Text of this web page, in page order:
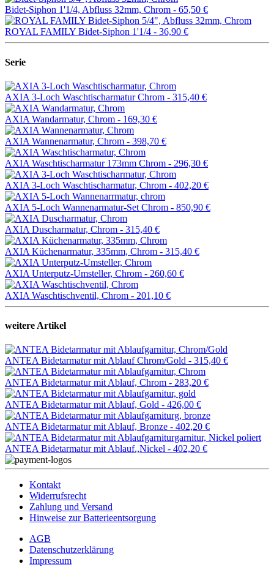
Bidet-Siphon 1'1/4, Abfluss 32mm, Chrom - 65,50 €
ROYAL FAMILY Bidet-Siphon 1'1/4 - 36,90 €
Serie
AXIA 3-Loch Waschtischarmatur Chrom - 315,40 €
AXIA Wandarmatur, Chrom - 169,30 €
AXIA Wannenarmatur, Chrom - 398,70 €
AXIA Waschtischarmatur 173mm Chrom - 296,30 €
AXIA 3-Loch Waschtischarmatur, Chrom - 402,20 €
AXIA 5-Loch Wannenarmatur-Set Chrom - 850,90 €
AXIA Duscharmatur, Chrom - 315,40 €
AXIA Küchenarmatur, 335mm, Chrom - 315,40 €
AXIA Unterputz-Umsteller, Chrom - 260,60 €
AXIA Waschtischventil, Chrom - 201,10 €
weitere Artikel
ANTEA Bidetarmatur mit Ablauf Chrom/Gold - 315,40 €
ANTEA Bidetarmatur mit Ablauf, Chrom - 283,20 €
ANTEA Bidetarmatur mit Ablauf, Gold - 426,00 €
ANTEA Bidetarmatur mit Ablauf, Bronze - 402,20 €
ANTEA Bidetarmatur mit Ablauf.,Nickel - 402,20 €
Kontakt
Widerrufsrecht
Zahlung und Versand
Hinweise zur Batterieentsorgung
AGB
Datenschutzerklärung
Impressum